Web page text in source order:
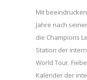
Mit
Jahre nach
die Champions
Station der
World Tour.
Kalender der